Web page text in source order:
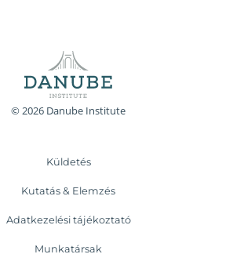
© 2026 Danube Institute
Küldetés
Kutatás & Elemzés
Adatkezelési tájékoztató
Munkatársak